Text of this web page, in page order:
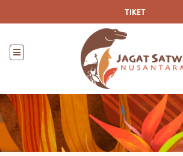
TIKET